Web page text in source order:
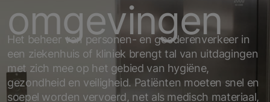
omgevingen
Het beheer van personen- en goederenverkeer in
een ziekenhuis of kliniek brengt tal van uitdagingen
met zich mee op het gebied van hygiëne,
gezondheid en veiligheid. Patiënten moeten snel en
soepel worden vervoerd, net als medisch materiaal,